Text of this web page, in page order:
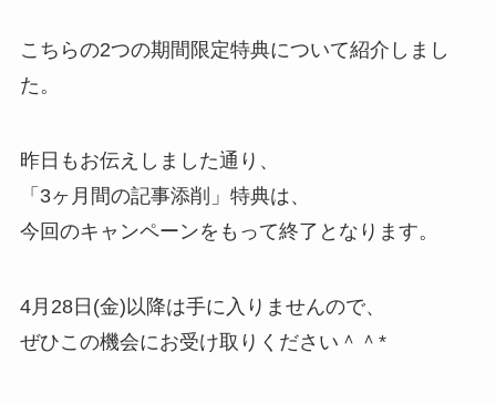
こちらの2つの期間限定特典について紹介しまし
た。
昨日もお伝えしました通り、
「3ヶ月間の記事添削」特典は、
今回のキャンペーンをもって終了となります。
4月28日(金)以降は手に入りませんので、
ぜひこの機会にお受け取りください＾＾*